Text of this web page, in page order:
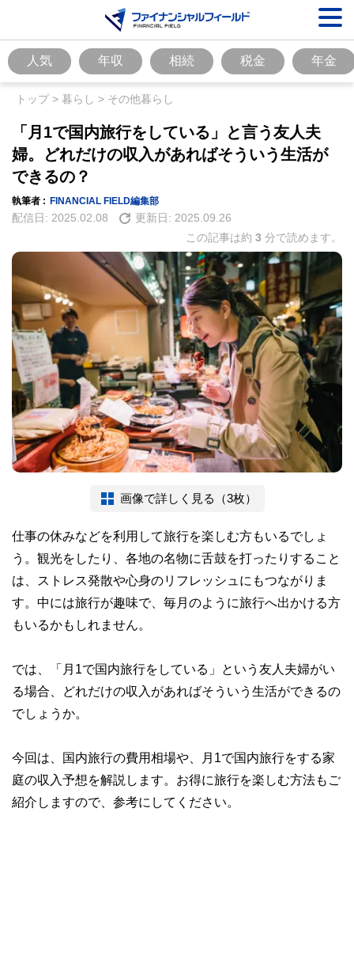
人気 年収 相続 税金 年金
トップ> 暮らし > その他暮らし
「月1で国内旅行をしている」と言う友人夫
婦。どれだけの収入があればそういう生活が
できるの？
執筆者 : FINANCIAL FIELD編集部
配信日: 2025.02.08 更新日: 2025.09.26
この記事は約 3 分で読めます。
画像で詳しく見る（3枚）
仕事の休みなどを利用して旅行を楽しむ方もいるでしょ
う。観光をしたり、各地の名物に舌鼓を打ったりすること
は、ストレス発散や心身のリフレッシュにもつながりま
す。中には旅行が趣味で、毎月のように旅行へ出かける方
もいるかもしれません。
では、「月1で国内旅行をしている」という友人夫婦がい
る場合、どれだけの収入があればそういう生活ができるの
でしょうか。
今回は、国内旅行の費用相場や、月1で国内旅行をする家
庭の収入予想を解説します。お得に旅行を楽しむ方法もご
紹介しますので、参考にしてください。